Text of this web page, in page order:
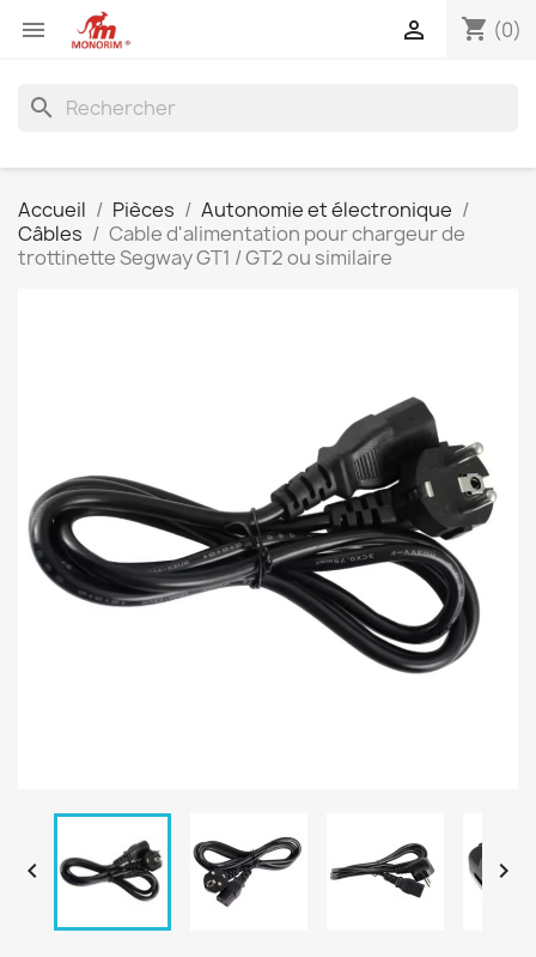
 shopping_cart (0)

search
Accueil Pièces
Autonomie et électronique
Câbles
Cable d'alimentation pour chargeur de
trottinette Segway GT1 / GT2 ou similaire
 